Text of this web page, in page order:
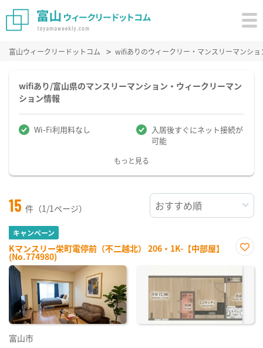
富山ウィークリードットコム wifiありのウィークリー・マンスリーマンショ
wifiあり/富山県のマンスリーマンション・ウィークリーマン
ション情報
Wi-Fi利用料なし
入居後すぐにネット接続が
可能
もっと見る
15 件（1/1ページ）
キャンペーン
Kマンスリー栄町電停前（不二越北） 206・1K-【中部屋】
(No.774980)
に入
り登
録
富山市